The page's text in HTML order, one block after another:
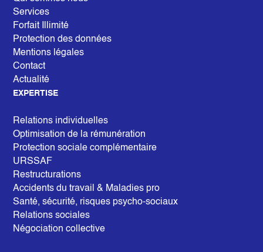
Services
Forfait Illimité
Protection des données
Mentions légales
Contact
Actualité
EXPERTISE
Relations individuelles
Optimisation de la rémunération
Protection sociale complémentaire
URSSAF
Restructurations
Accidents du travail & Maladies pro
Santé, sécurité, risques psycho-sociaux
Relations sociales
Négociation collective